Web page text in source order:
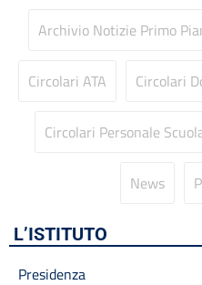
Organi di indirizzo politico-
Personale non a tempo
a.s. 2024/2025
PON
Archivio Notizie Primo
Circolari ATA Circolari
Circolari Personale
News
L’ISTITUTO
Presidenza